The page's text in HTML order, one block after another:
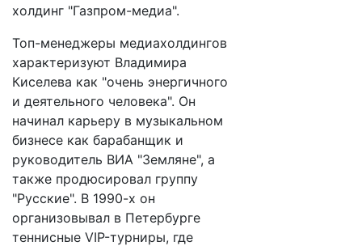
холдинг "Газпром-медиа".
Топ-менеджеры медиахолдингов
характеризуют Владимира
Киселева как "очень энергичного
и деятельного человека". Он
начинал карьеру в музыкальном
бизнесе как барабанщик и
руководитель ВИА "Земляне", а
также продюсировал группу
"Русские". В 1990-х он
организовывал в Петербурге
теннисные VIP-турниры, где